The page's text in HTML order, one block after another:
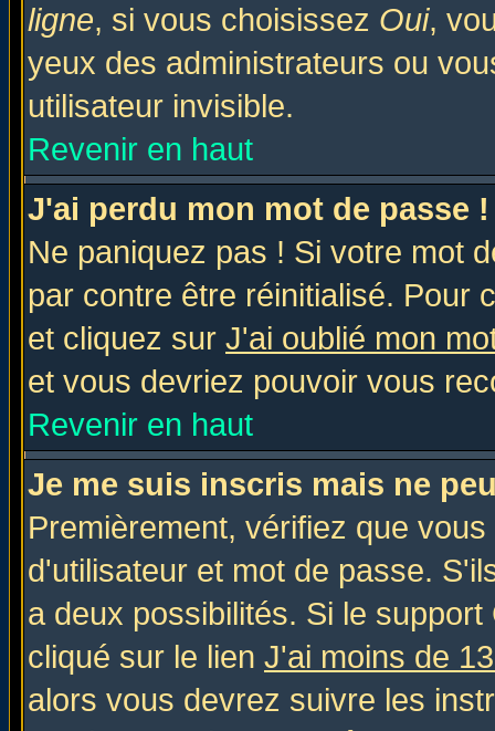
ligne, si vous choisissez Oui,
yeux des administrateurs ou
utilisateur invisible.
Revenir en haut
J'ai perdu mon mot de passe !
Ne paniquez pas ! Si votre mot
par contre être réinitialisé. Pour
et cliquez sur J'ai oublié mon
et vous devriez pouvoir vous
Revenir en haut
Je me suis inscris mais ne
Premièrement, vérifiez que
d'utilisateur et mot de passe.
a deux possibilités. Si le
cliqué sur le lien J'ai moins de
alors vous devrez suivre les